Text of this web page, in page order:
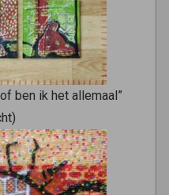
ben ik het allemaal”